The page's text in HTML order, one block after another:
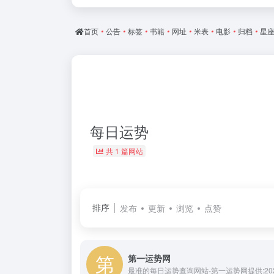
首页 • 公告 • 标签 • 书籍 • 网址 • 米表 • 电影 • 归档 • 星座
每日运势
共 1 篇网站
排序 发布 更新 浏览 点赞
第一运势网